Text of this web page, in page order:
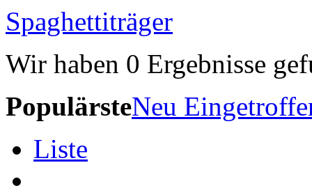
Spaghettiträger
Wir haben 0 Ergebnisse
PopulärsteNeu
Liste